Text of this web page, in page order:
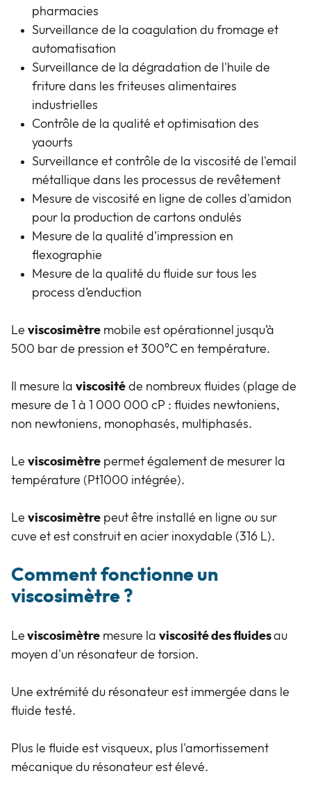
pharmacies
Surveillance de la coagulation du fromage et
automatisation
Surveillance de la dégradation de l'huile de
friture dans les friteuses alimentaires
industrielles
Contrôle de la qualité et optimisation des
yaourts
Surveillance et contrôle de la viscosité de l'email
métallique dans les processus de revêtement
Mesure de viscosité en ligne de colles d'amidon
pour la production de cartons ondulés
Mesure de la qualité d’impression en
flexographie
Mesure de la qualité du fluide sur tous les
process d’enduction
Le viscosimètre mobile est opérationnel jusqu’à
500 bar de pression et 300°C en température.
Il mesure la viscosité de nombreux fluides (plage de
mesure de 1 à 1 000 000 cP : fluides newtoniens,
non newtoniens, monophasés, multiphasés.
Le viscosimètre permet également de mesurer la
température (Pt1000 intégrée).
Le viscosimètre peut être installé en ligne ou sur
cuve et est construit en acier inoxydable (316 L).
Commentfonctionne un
viscosimètre ?
Le viscosimètre mesure la viscosité des fluidesau
moyen d'un résonateur de torsion.
Une extrémité du résonateur est immergée dans le
fluide testé.
Plus le fluide est visqueux, plus l'amortissement
mécanique du résonateur est élevé.